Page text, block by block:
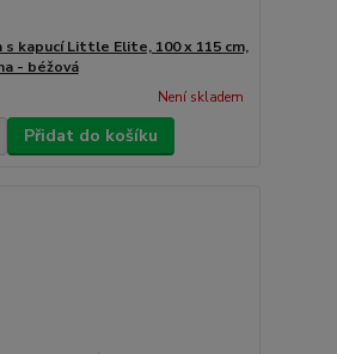
s kapucí Little Elite, 100 x 115 cm,
- béžová
Není skladem
Přidat do košíku